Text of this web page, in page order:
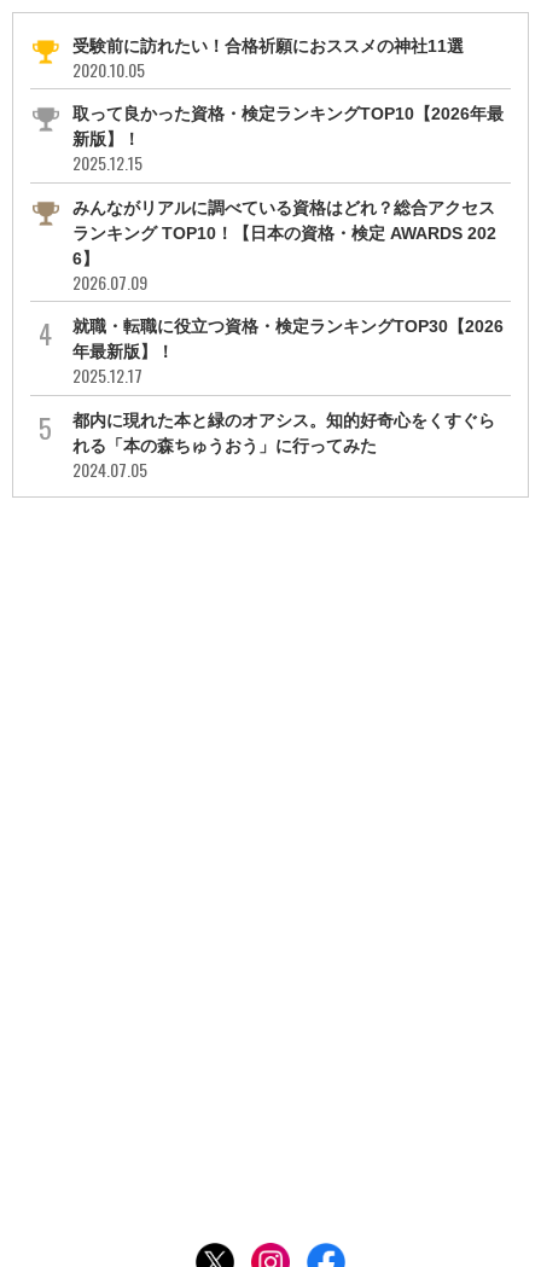
受験前に訪れたい！合格祈願におススメの神社11選
2020.10.05
取って良かった資格・検定ランキングTOP10【2026年最
新版】！
2025.12.15
みんながリアルに調べている資格はどれ？総合アクセス
ランキング TOP10！【日本の資格・検定 AWARDS 202
6】
2026.07.09
就職・転職に役立つ資格・検定ランキングTOP30【2026
年最新版】！
2025.12.17
都内に現れた本と緑のオアシス。知的好奇心をくすぐら
れる「本の森ちゅうおう」に行ってみた
2024.07.05